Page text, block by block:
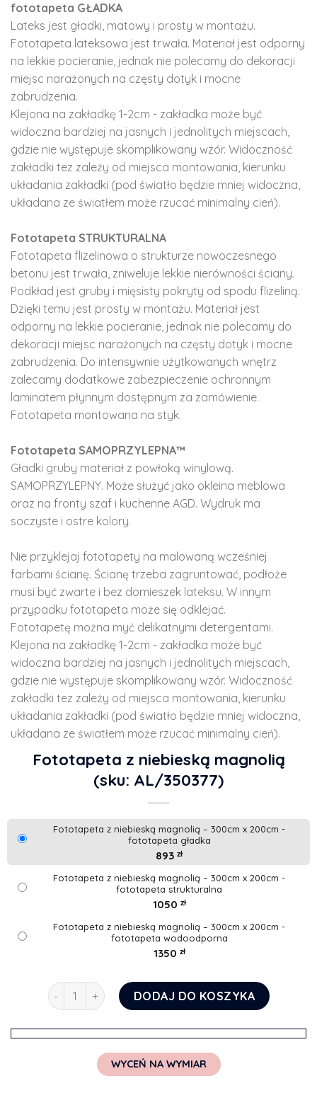
fototapeta GŁADKA
Lateks jest gładki, matowy i prosty w montażu.
Fototapeta lateksowa jest trwała. Materiał jest odporny
na lekkie pocieranie, jednak nie polecamy do dekoracji
miejsc narażonych na częsty dotyk i mocne
zabrudzenia.
Klejona na zakładkę 1-2cm - zakładka może być
widoczna bardziej na jasnych i jednolitych miejscach,
gdzie nie występuje skomplikowany wzór. Widoczność
zakładki tez zależy od miejsca montowania, kierunku
układania zakładki (pod światło będzie mniej widoczna,
układana ze światłem może rzucać minimalny cień).
Fototapeta STRUKTURALNA
Fototapeta flizelinowa o strukturze nowoczesnego
betonu jest trwała, zniweluje lekkie nierówności ściany.
Podkład jest gruby i mięsisty pokryty od spodu flizeliną.
Dzięki temu jest prosty w montażu. Materiał jest
odporny na lekkie pocieranie, jednak nie polecamy do
dekoracji miejsc narażonych na częsty dotyk i mocne
zabrudzenia. Do intensywnie użytkowanych wnętrz
zalecamy dodatkowe zabezpieczenie ochronnym
laminatem płynnym dostępnym za zamówienie.
Fototapeta montowana na styk.
Fototapeta SAMOPRZYLEPNA™
Gładki gruby materiał z powłoką winylową.
SAMOPRZYLEPNY. Może służyć jako okleina meblowa
oraz na fronty szaf i kuchenne AGD. Wydruk ma
soczyste i ostre kolory.
Nie przyklejaj fototapety na malowaną wcześniej
farbami ścianę. Ścianę trzeba zagruntować, podłoże
musi być zwarte i bez domieszek lateksu. W innym
przypadku fototapeta może się odklejać.
Fototapetę można myć delikatnymi detergentami.
Klejona na zakładkę 1-2cm - zakładka może być
widoczna bardziej na jasnych i jednolitych miejscach,
gdzie nie występuje skomplikowany wzór. Widoczność
zakładki tez zależy od miejsca montowania, kierunku
układania zakładki (pod światło będzie mniej widoczna,
układana ze światłem może rzucać minimalny cień).
Fototapeta z niebieską magnolią
(sku: AL/350377)
Fototapeta z niebieską magnolią – 300cm x 200cm -
fototapeta gładka
893 zł
Fototapeta z niebieską magnolią – 300cm x 200cm -
fototapeta strukturalna
1050 zł
Fototapeta z niebieską magnolią – 300cm x 200cm -
fototapeta wodoodporna
1350 zł
ilość Fototapeta z niebieską magnolią
DODAJ DO KOSZYKA
WYCEŃ NA WYMIAR